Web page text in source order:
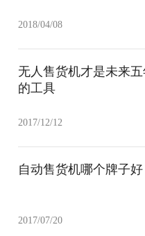
2018/04/08
无人售货机才是未来
的工具
2017/12/12
自动售货机哪个牌子好
2017/07/20